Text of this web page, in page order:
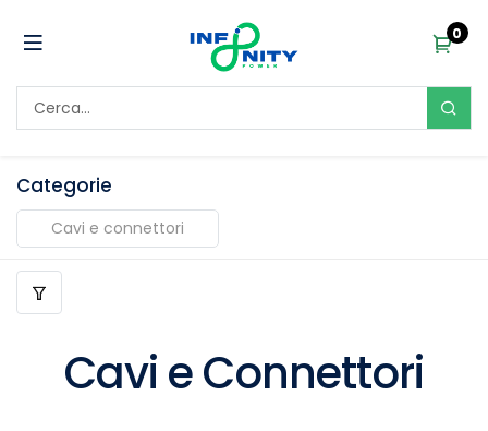
0
Categorie
Cavi e connettori
Cavi e Connettori